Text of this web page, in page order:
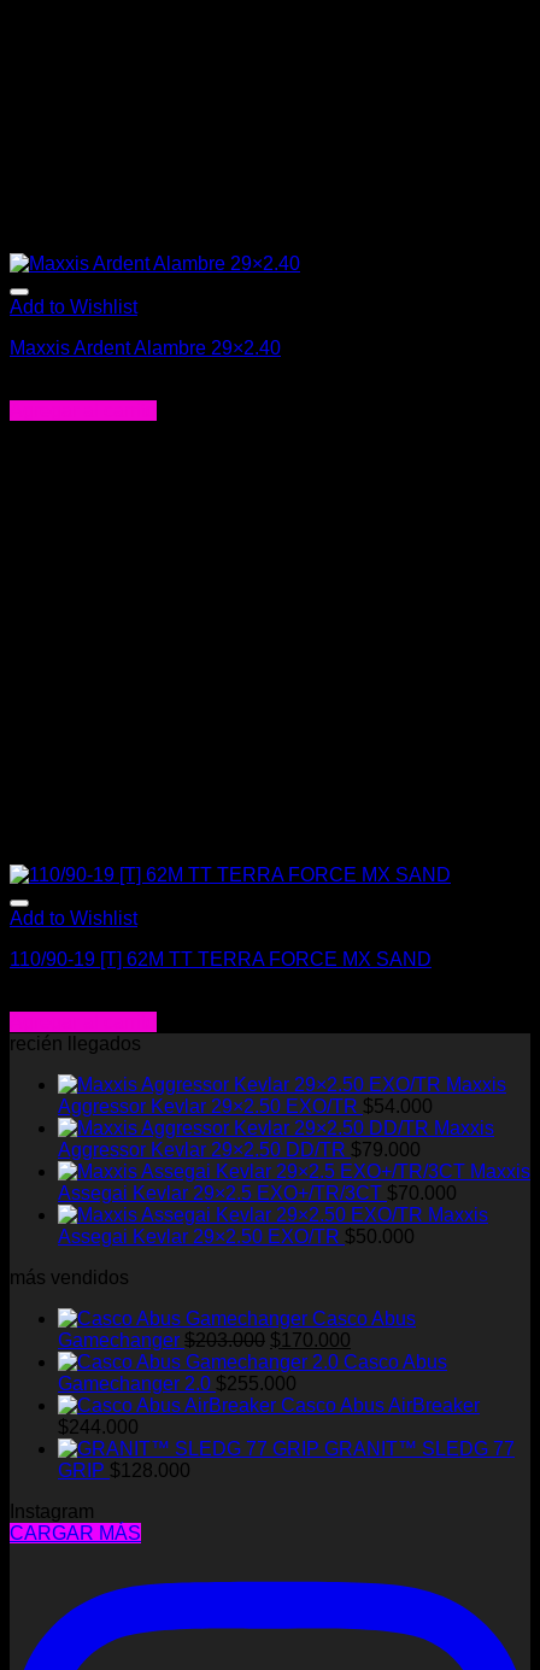
Add to Wishlist
Maxxis Ardent Alambre 29×2.40
Add to Wishlist
110/90-19 [T] 62M TT TERRA FORCE MX SAND
recién llegados
Maxxis
Aggressor Kevlar 29×2.50 EXO/TR $54.000
Maxxis
Aggressor Kevlar 29×2.50 DD/TR $79.000
Maxxis
Assegai Kevlar 29×2.5 EXO+/TR/3CT $70.000
Maxxis
Assegai Kevlar 29×2.50 EXO/TR $50.000
más vendidos
Casco Abus
Gamechanger $203.000 El
precio
original
era:
$170.000
precio
es:
Casco Abus
Gamechanger 2.0 $255.000
Casco Abus AirBreaker
$244.000
GRANIT™ SLEDG 77
GRIP $128.000
Instagram
CARGAR MÁS